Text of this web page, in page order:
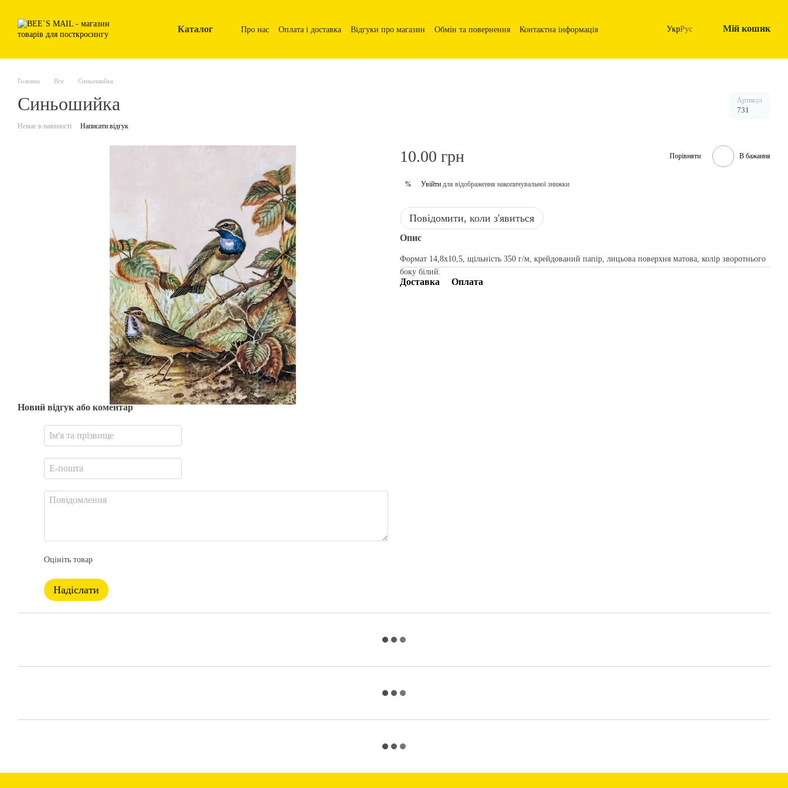
Каталог Про нас Оплата і доставка Відгуки про магазин Обмін та повернення Контактна інформація УкрРус Мій кошик
Головна Все Синьошийка
Синьошийка Артикул
731
Немає в наявності Написати відгук
Новий відгук або коментар
Оцініть товар
Надіслати
10.00 грн Порівняти В бажання
% Увійти для відображення накопичувальної знижки
Повідомити, коли з'явиться
Опис
Формат 14,8х10,5, щільність 350 г/м, крейдований папір, лицьова поверхня матова, колір зворотнього
боку білий.
Доставка Оплата